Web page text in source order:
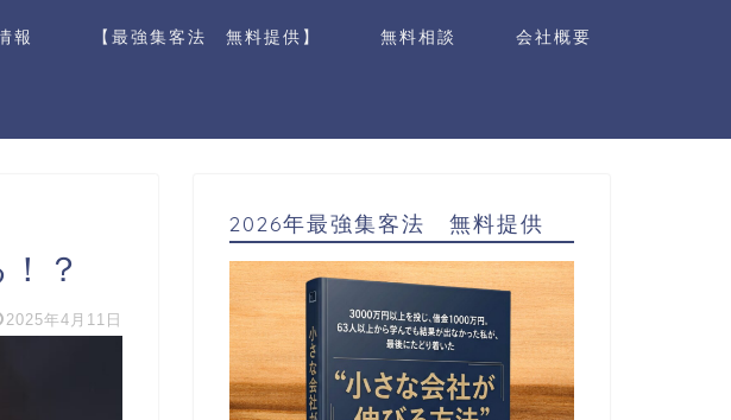
報 【最強集客法 無料提供】 無料相談 会社概要
？
2025年4月11日
2026年最強集客法 無料提供